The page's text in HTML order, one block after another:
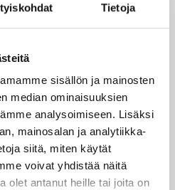
Tietoja
sisällön ja mainosten
median ominaisuuksien
analysoimiseen. Lisäksi
mainosalan ja analytiikka-
siitä, miten käytät
voivat yhdistää näitä
olet antanut heille tai joita on
Tampere Cupissa!
2026-2027 kaudelle on
JYPiin